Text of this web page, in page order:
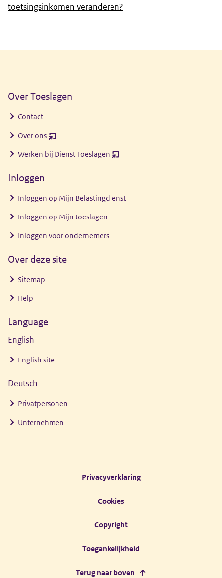
toetsingsinkomen veranderen?
Over Toeslagen
Contact
Over ons (opent
venster)
Werken bij Dienst Toeslagen (opent
Inloggen
Inloggen op Mijn Belastingdienst
Inloggen op Mijn toeslagen
Inloggen voor ondernemers
Over deze site
Sitemap
Help
Language
English
English site
Deutsch
Privatpersonen
Unternehmen
Privacyverklaring
Cookies
Copyright
Toegankelijkheid
Terug naar boven